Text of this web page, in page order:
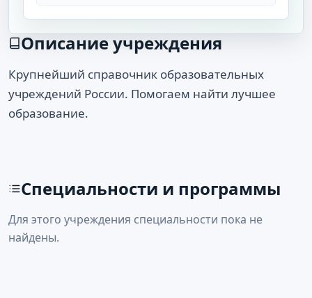
Описание учреждения
Крупнейший справочник образовательных
учреждений России. Помогаем найти лучшее
образование.
Специальности и программы
Для этого учреждения специальности пока не
найдены.